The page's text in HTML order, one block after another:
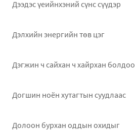
Дээдэс үеийнхэний сүнс сүүдэр
Дэлхийн энергийн төв цэг
Дэгжин ч сайхан ч хайрхан болдоо
Догшин ноён хутагтын суудлаас
Долоон бурхан оддын охидыг